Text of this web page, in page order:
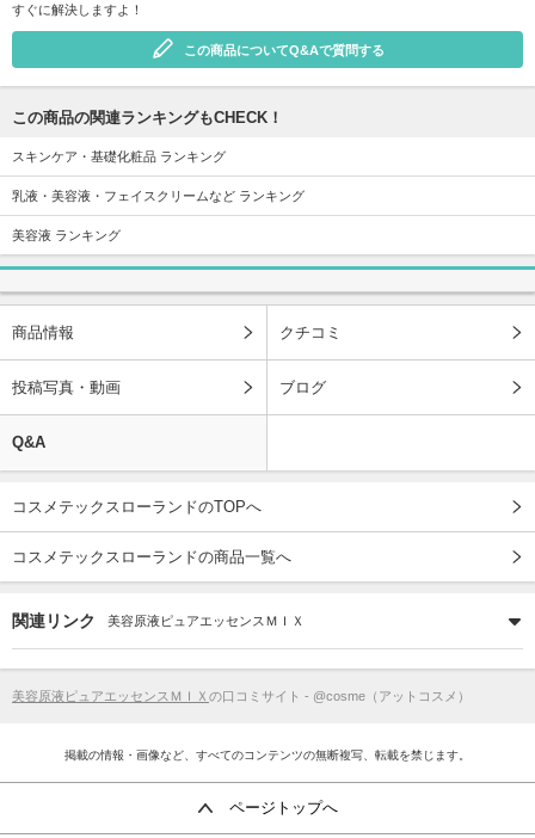
すぐに解決しますよ！
この商品についてQ&Aで質問する
この商品の関連ランキングもCHECK！
スキンケア・基礎化粧品 ランキング
乳液・美容液・フェイスクリームなど ランキング
美容液 ランキング
商品情報 クチコミ
投稿写真・動画 ブログ
Q&A
コスメテックスローランドのTOPへ
コスメテックスローランドの商品一覧へ
関連リンク 美容原液ピュアエッセンスＭＩＸ
美容原液ピュアエッセンスＭＩＸ の口コミサイト - @cosme（アットコスメ）
掲載の情報・画像など、すべてのコンテンツの無断複写、転載を禁じます。
ページトップへ